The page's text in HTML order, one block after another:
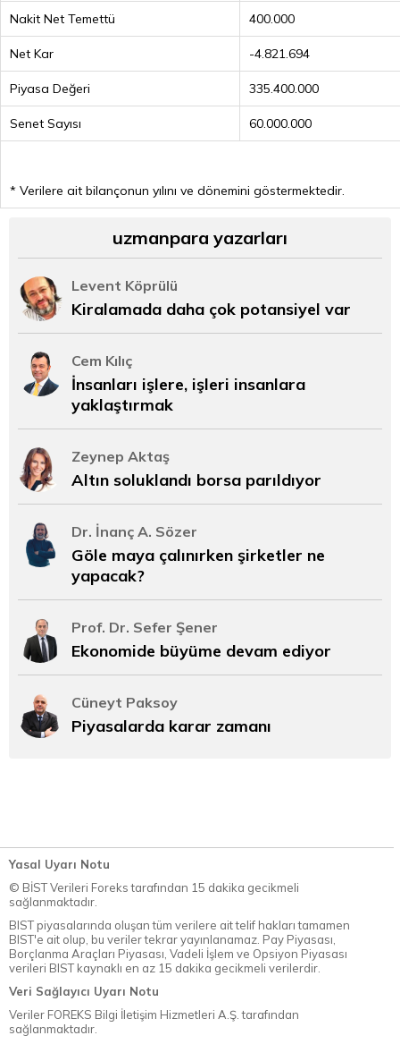
Nakit Net Temettü 400.000
Net Kar -4.821.694
Piyasa Değeri 335.400.000
Senet Sayısı 60.000.000
* Verilere ait bilançonun yılını ve dönemini göstermektedir.
uzmanpara yazarları
Levent Köprülü
Kiralamada daha çok potansiyel var
Cem Kılıç
İnsanları işlere, işleri insanlara
yaklaştırmak
Zeynep Aktaş
Altın soluklandı borsa parıldıyor
Dr. İnanç A. Sözer
Göle maya çalınırken şirketler ne
yapacak?
Prof. Dr. Sefer Şener
Ekonomide büyüme devam ediyor
Cüneyt Paksoy
Piyasalarda karar zamanı
Yasal Uyarı Notu
© BİST Verileri Foreks tarafından 15 dakika gecikmeli
sağlanmaktadır.
BIST piyasalarında oluşan tüm verilere ait telif hakları tamamen
BIST'e ait olup, bu veriler tekrar yayınlanamaz. Pay Piyasası,
Borçlanma Araçları Piyasası, Vadeli İşlem ve Opsiyon Piyasası
verileri BIST kaynaklı en az 15 dakika gecikmeli verilerdir.
Veri Sağlayıcı Uyarı Notu
Veriler FOREKS Bilgi İletişim Hizmetleri A.Ş. tarafından
sağlanmaktadır.